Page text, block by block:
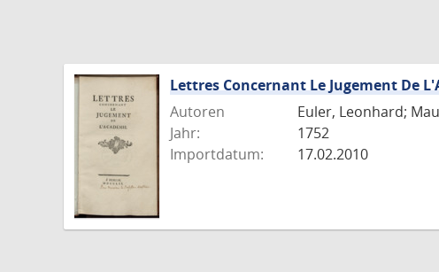
Lettres Concernant Le Jugement De
Autoren
Euler, Leonhard;
Jahr:
1752
Importdatum:
17.02.2010